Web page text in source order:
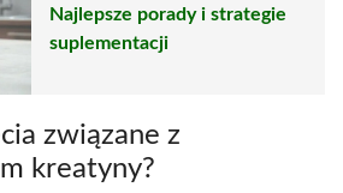
Najlepsze porady i strategie
suplementacji
związane z
kreatyny?